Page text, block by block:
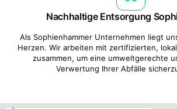
Nachhaltige Entsorgung
Als Sophienhammer Unternehmen liegt
Herzen. Wir arbeiten mit zertifizierten,
zusammen, um eine umweltgerechte
Verwertung Ihrer Abfälle